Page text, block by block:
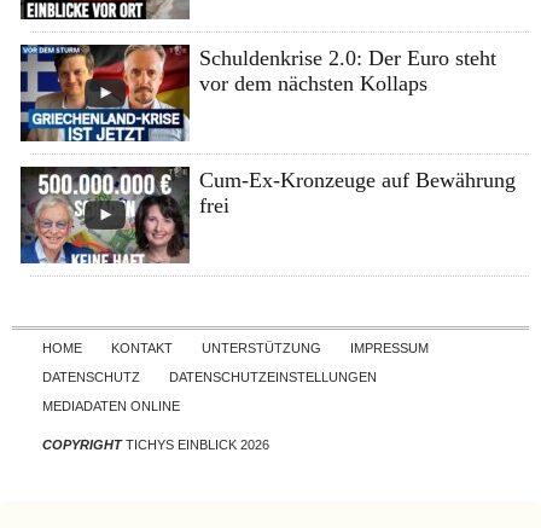
Schuldenkrise 2.0: Der Euro steht
vor dem nächsten Kollaps
Cum-Ex-Kronzeuge auf Bewährung
frei
Skip to content
HOME KONTAKT UNTERSTÜTZUNG
IMPRESSUM
DATENSCHUTZ
DATENSCHUTZEINSTELLUNGEN
MEDIADATEN ONLINE
COPYRIGHTTICHYS EINBLICK 2026